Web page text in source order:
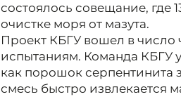
состоялось совещание, где
очистке моря от мазута.
Проект КБГУ вошел в число
испытаниям. Команда КБГУ
как порошок серпентинита
смесь быстро извлекается